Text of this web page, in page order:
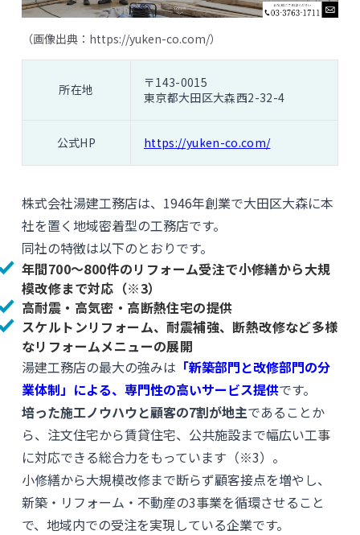
（画像出典： https://yuken-co.com/）
所在地
〒143-0015
東京都大田区大森西2-32-4
公式HP https://yuken-co.com/
株式会社湯建工務店は、1946年創業で大田区大森に本
社を置く地域密着型の工務店です。
同社の特徴は以下のとおりです。
年間700～800件のリフォーム受注で小修繕から大規
模改修まで対応（※3）
高耐震・高気密・高断熱住宅の提供
スケルトンリフォーム、耐震補強、断熱改修など多様
なリフォームメニューの展開
湯建工務店の最大の強みは 「新築部門と改修部門の分
業体制」による、専門性の高いサービス提供です。
培った施工ノウハウと顧客の7割が地主であることか
ら、注文住宅から賃貸住宅、公共施設まで幅広い工事
に対応できる総合力をもっています（※3）。
小修繕から大規模改修まで断らず顧客接点を増やし、
新築・リフォーム・不動産の3事業を循環させること
で、地域内での受注を実現している企業です。